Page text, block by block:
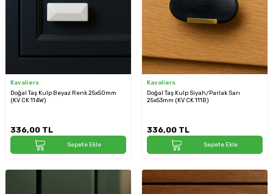
Kavaliers
Doğal Taş Kulp Beyaz Renk 25x50mm
(KV CK 114W)
336,00 TL
Sepete Ekle
Kavaliers
Doğal Taş Kulp Siyah/Parlak Sarı
25x53mm (KV CK 111B)
336,00 TL
Sepete Ekle